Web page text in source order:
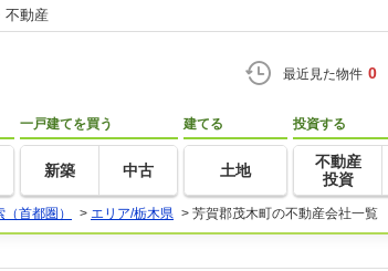
不動産
最近見た物件 0
一戸建てを買う
新築 中古
建てる
土地
投資する
不動産
投資
首都圏） > エリア/栃木県 > 芳賀郡茂木町の不動産会社一覧